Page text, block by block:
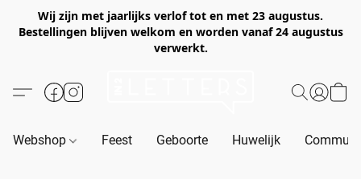
Wij zijn met jaarlijks verlof tot en met 23 augustus.
Bestellingen blijven welkom en worden vanaf 24 augustus
verwerkt.
Webshop Feest Geboorte Huwelijk